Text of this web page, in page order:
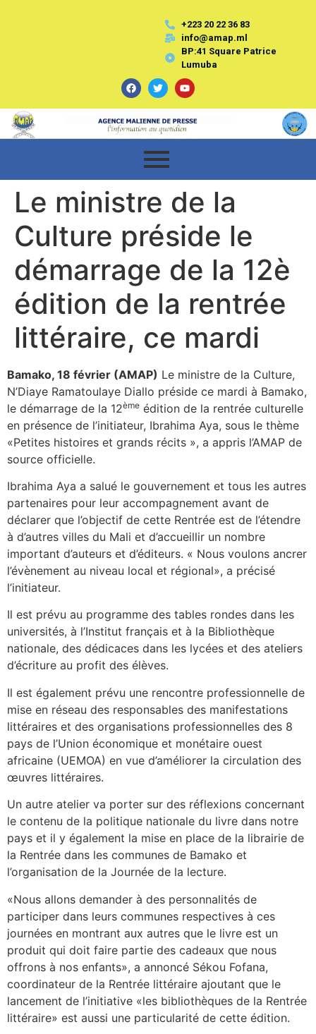
+223 20 22 36 83
info@amap.ml
BP:41 Square Patrice
Lumuba
Le ministre de la
Culture préside le
démarrage de la 12è
édition de la rentrée
littéraire, ce mardi
Bamako, 18 février (AMAP) Le ministre de la Culture,
N’Diaye Ramatoulaye Diallo préside ce mardi à Bamako,
le démarrage de la 12ème édition de la rentrée culturelle
en présence de l’initiateur, Ibrahima Aya, sous le thème
«Petites histoires et grands récits », a appris l’AMAP de
source officielle.
Ibrahima Aya a salué le gouvernement et tous les autres
partenaires pour leur accompagnement avant de
déclarer que l’objectif de cette Rentrée est de l’étendre
à d’autres villes du Mali et d’accueillir un nombre
important d’auteurs et d’éditeurs. « Nous voulons ancrer
l’évènement au niveau local et régional», a précisé
l’initiateur.
Il est prévu au programme des tables rondes dans les
universités, à l’Institut français et à la Bibliothèque
nationale, des dédicaces dans les lycées et des ateliers
d’écriture au profit des élèves.
Il est également prévu une rencontre professionnelle de
mise en réseau des responsables des manifestations
littéraires et des organisations professionnelles des 8
pays de l’Union économique et monétaire ouest
africaine (UEMOA) en vue d’améliorer la circulation des
œuvres littéraires.
Un autre atelier va porter sur des réflexions concernant
le contenu de la politique nationale du livre dans notre
pays et il y également la mise en place de la librairie de
la Rentrée dans les communes de Bamako et
l’organisation de la Journée de la lecture.
«Nous allons demander à des personnalités de
participer dans leurs communes respectives à ces
journées en montrant aux autres que le livre est un
produit qui doit faire partie des cadeaux que nous
offrons à nos enfants», a annoncé Sékou Fofana,
coordinateur de la Rentrée littéraire ajoutant que le
lancement de l’initiative «les bibliothèques de la Rentrée
littéraire» est aussi une particularité de cette édition.